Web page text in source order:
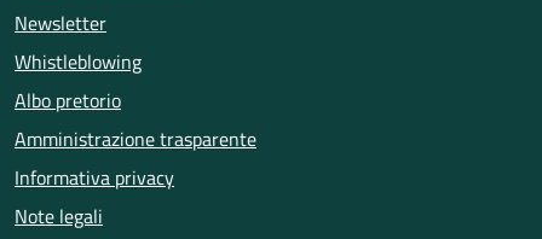
Newsletter
Whistleblowing
Albo pretorio
Amministrazione trasparente
Informativa privacy
Note legali